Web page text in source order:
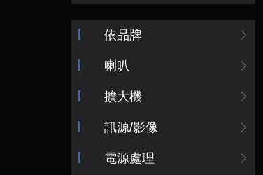
依品牌
喇叭
擴大機
訊源/影像
電源處理